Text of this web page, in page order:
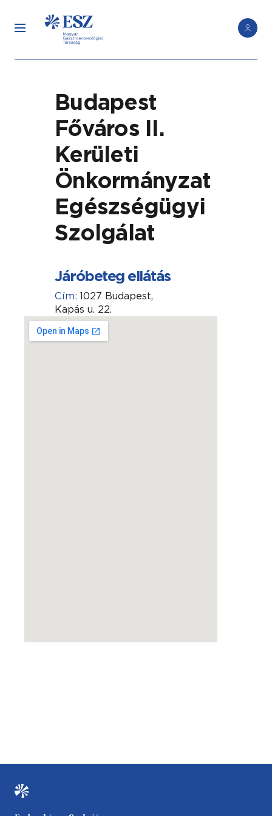
Budapest
Főváros II.
Kerületi
Önkormányzat
Egészségügyi
Szolgálat
Járóbeteg ellátás
Cím: 1027 Budapest,
Kapás u. 22.